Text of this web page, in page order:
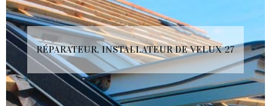
RÉPARATEUR, INSTALLATEUR DE VELUX 27